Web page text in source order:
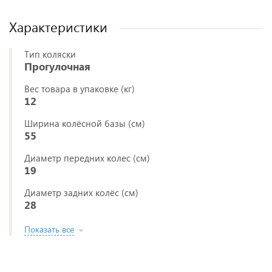
Характеристики
Тип коляски
Прогулочная
Вес товара в упаковке (кг)
12
Ширина колёсной базы (см)
55
Диаметр передних колес (см)
19
Диаметр задних колёс (см)
28
Показать все